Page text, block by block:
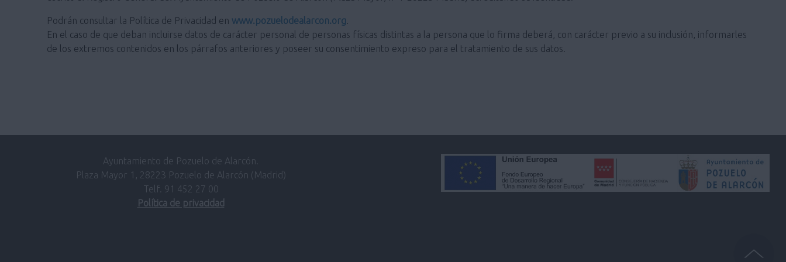
Podrán consultar la Política de Privacidad en www.pozuelodealarcon.org.
En el caso de que deban incluirse datos de carácter personal de personas físicas distintas a la persona que lo firma deberá, con carácter previo a su inclusión, informarles
de los extremos contenidos en los párrafos anteriores y poseer su consentimiento expreso para el tratamiento de sus datos.
Ayuntamiento de Pozuelo de Alarcón.
Plaza Mayor 1, 28223 Pozuelo de Alarcón (Madrid)
Telf. 91 452 27 00
Política de privacidad